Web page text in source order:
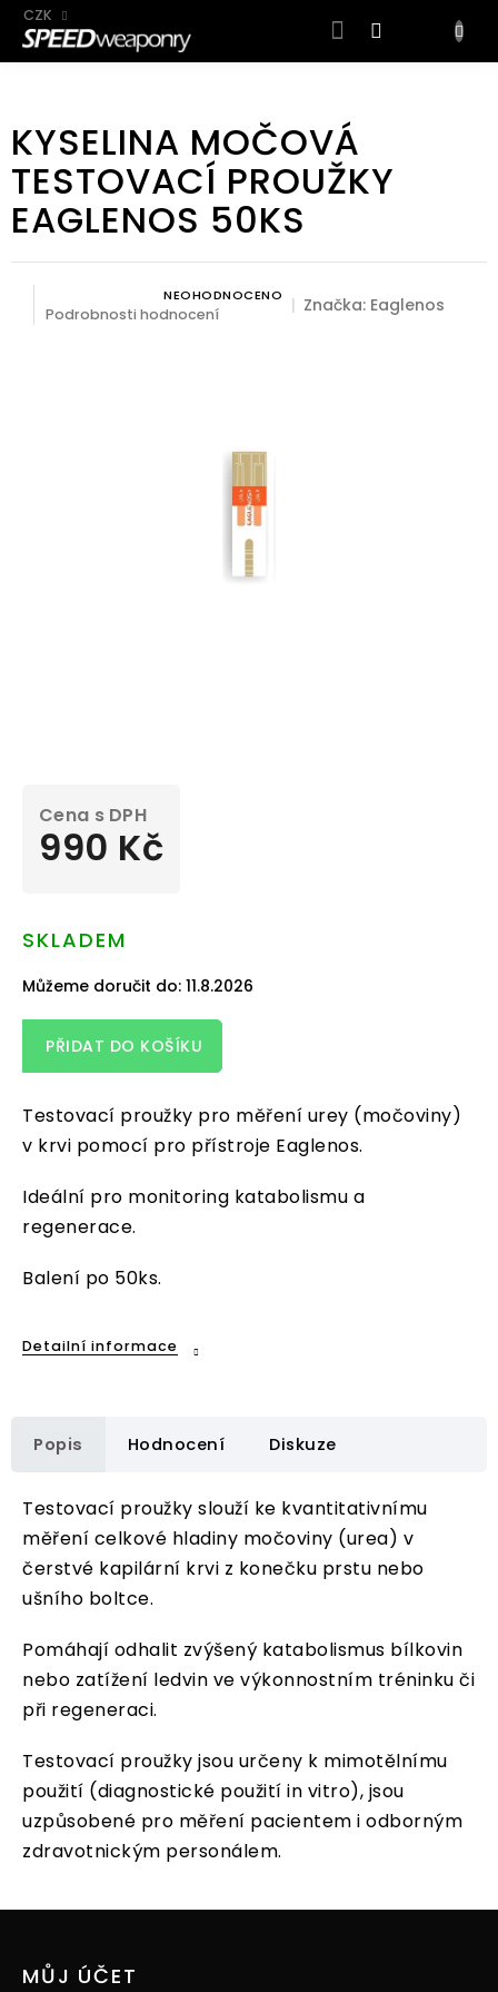
obsah
CZK
KYSELINA MOČOVÁ
TESTOVACÍ PROUŽKY
EAGLENOS 50KS
Průměrné hodnocení produktu je 0,0 z 5 hvězdiček.
NEOHODNOCENO
Podrobnosti hodnocení Značka: Eaglenos
990 Kč
SKLADEM
Můžeme doručit do: 11.8.2026
PŘIDAT DO KOŠÍKU
Testovací proužky pro měření urey (močoviny)
v krvi pomocí pro přístroje Eaglenos.
Ideální pro monitoring katabolismu a
regenerace.
Balení po 50ks.
Detailní informace
Popis Hodnocení Diskuze
Testovací proužky slouží ke kvantitativnímu
měření celkové hladiny močoviny (urea) v
čerstvé kapilární krvi z konečku prstu nebo
ušního boltce.
Pomáhají odhalit zvýšený katabolismus bílkovin
nebo zatížení ledvin ve výkonnostním tréninku či
při regeneraci.
Testovací proužky jsou určeny k mimotělnímu
použití (diagnostické použití in vitro), jsou
uzpůsobené pro měření pacientem i odborným
zdravotnickým personálem.
MŮJ ÚČET